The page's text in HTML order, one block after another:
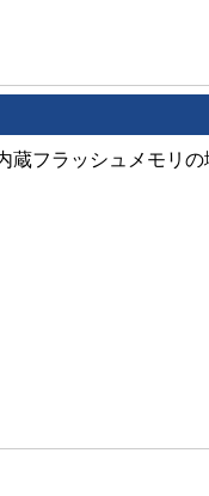
フラッシュメモリの